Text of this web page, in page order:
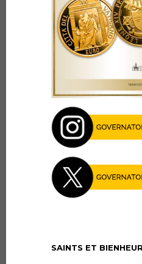
SAINTS ET